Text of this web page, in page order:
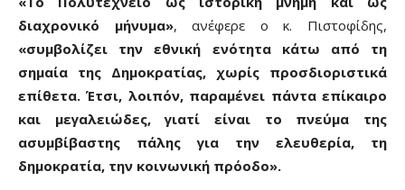
διαχρονικό μήνυμα», ανέφερε ο κ. Πιστοφίδης,
«συμβολίζει την εθνική ενότητα κάτω από τη
σημαία της Δημοκρατίας, χωρίς προσδιοριστικά
επίθετα. Έτσι, λοιπόν, παραμένει πάντα επίκαιρο
και μεγαλειώδες, γιατί είναι το πνεύμα της
ασυμβίβαστης πάλης για την ελευθερία, τη
δημοκρατία, την κοινωνική πρόοδο».